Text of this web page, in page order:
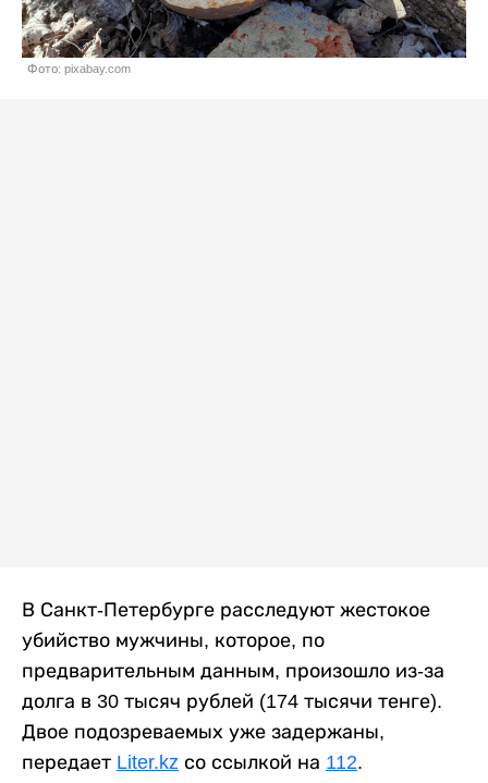
Фото: pixabay.com
В Санкт-Петербурге расследуют жестокое
убийство мужчины, которое, по
предварительным данным, произошло из-за
долга в 30 тысяч рублей (174 тысячи тенге).
Двое подозреваемых уже задержаны,
передает Liter.kz со ссылкой на 112.